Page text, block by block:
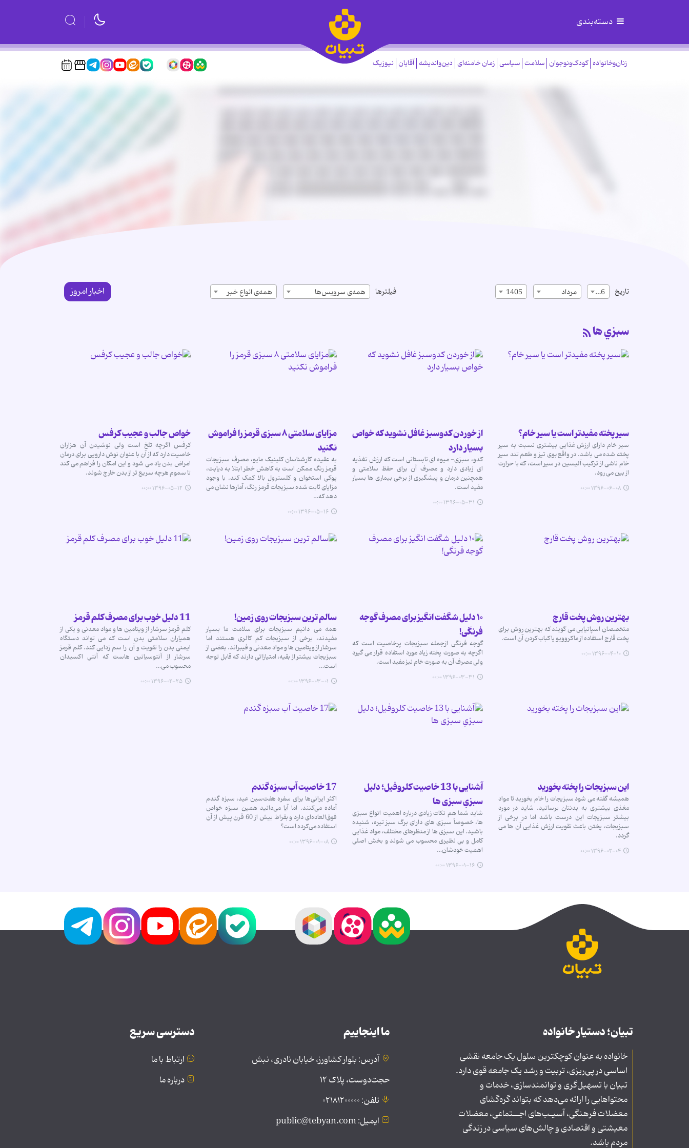
دسته‌بندی
زنان‌وخانواده کودک‌ونوجوان سلامت سیاسی زمان خامنه‌ای دین‌واندیشه آقایان نیوزیک
تاریخ 16 مرداد 1405 فیلترها همه‌ی سرویس‌ها همه‌ی انواع خبر اخبار امروز
سبزي ها
سیر پخته مفیدتر است یا سیر خام؟
سیر خام دارای ارزش غذایی بیشتری نسبت به سیر
پخته شده می باشد. در واقع بوی تیز و طعم تند سیر
خام ناشی از ترکیب آلیسین در سیر است، که با حرارت
از بین می رود.
۱۳۹۶-۰۶-۰۸ ۰۰:۰۰
از خوردن کدوسبز غافل نشوید که خواص
بسیار دارد
کدو، سبزی- میوه ای تابستانی است که ارزش تغذیه
ای زیادی دارد و مصرف آن برای حفظ سلامتی و
همچنین درمان و پیشگیری از برخی بیماری ها بسیار
مفید است.
۱۳۹۶-۰۵-۳۱ ۰۰:۰۰
مزایای سلامتی ۸ سبزی قرمز را فراموش
نکنید
به عقیده کارشناسان کلینیک مایو، مصرف سبزیجات
قرمز رنگ ممکن است به کاهش خطر ابتلا به دیابت،
پوکی استخوان و کلسترول بالا کمک کند. با وجود
مزایای ثابت شده سبزیجات قرمز رنگ، آمارها نشان می
دهد که…
۱۳۹۶-۰۵-۱۶ ۰۰:۰۰
خواص جالب و عجیب کرفس
کرفس اگرچه تلخ است ولی نوشیدن آن هزاران
خاصیت دارد که از آن با عنوان نوش دارویی برای درمان
امراض بدن یاد می شود و این امکان را فراهم می کند
تا سموم هرچه سریع تر از بدن خارج شوند.
۱۳۹۶-۰۵-۱۲ ۰۰:۰۰
بهترین روش پخت قارچ
متخصصان اسپانیایی می گویند که بهترین روش برای
پخت قارچ استفاده از ماکروویو یا کباب کردن آن است.
۱۳۹۶-۰۴-۱۰ ۰۰:۰۰
۱۰ دلیل شگفت انگیز برای مصرف گوجه
فرنگی!
گوجه فرنگی ازجمله سبزیجات پرخاصیت است که
اگرچه به صورت پخته زیاد مورد استفاده قرار می گیرد
ولی مصرف آن به صورت خام نیز مفید است.
۱۳۹۶-۰۳-۳۱ ۰۰:۰۰
سالم ترین سبزیجات روی زمین!
همه می دانیم سبزیجات برای سلامت ما بسیار
مفیدند، برخی از سبزیجات کم کالری هستند اما
سرشار از ویتامین ها و مواد معدنی و فیبراند. بعضی از
سبزیجات بیشتر از بقیه، امتیازاتی دارند که قابل توجه
است…
۱۳۹۶-۰۳-۰۱ ۰۰:۰۰
11 دلیل خوب برای مصرف کلم قرمز
کلم قرمز سرشار از ویتامین ها و مواد معدنی و یکی از
همیاران سلامتی بدن است که می تواند دستگاه
ایمنی بدن را تقویت و آن را سم زدایی کند. کلم قرمز
سرشار از آنتوسیانین هاست که آنتی اکسیدان
محسوب می…
۱۳۹۶-۰۲-۲۵ ۰۰:۰۰
این سبزیجات را پخته بخورید
همیشه گفته می شود سبزیجات را خام بخورید تا مواد
مغذی بیشتری به بدنتان برسانید. شاید در مورد
بیشتر سبزیجات این درست باشد اما در برخی از
سبزیجات، پختن باعث تقویت ارزش غذایی آن ها می
گردد.
۱۳۹۶-۰۲-۰۴ ۰۰:۰۰
آشنایی با 13 خاصیت کلروفیل؛ دلیل
سبزیِ سبزی ها
شاید شما هم نکات زیادی درباره اهمیت انواع سبزی
ها، خصوصاً سبزی های دارای برگ سبز تیره، شنیده
باشید. این سبزی ها از منظرهای مختلف، مواد غذایی
کامل و بی نظیری محسوب می شوند و بخش اصلی
اهمیت خودشان…
۱۳۹۶-۰۱-۱۶ ۰۰:۰۰
17 خاصیت آب سبزه گندم
اکثر ایرانی‌ها برای سفره هفت‌سین عید، سبزه گندم
آماده می‌کنند. اما آیا می‌دانید همین سبزه خواص
فوق‌العاده‌ای دارد و بقراط بیش از 60 قرن پیش از آن
استفاده می‌کرده است؟
۱۳۹۶-۰۱-۰۸ ۰۰:۰۰
تبیان؛ دستیار خانواده
خانواده به عنوان کوچکترین سلول یک جامعه نقشی
اساسی در پی‌ریزی، تربیت و رشد یک جامعه قوی دارد.
تبیان با تسهیل‌گری و توانمندسازی، خدمات و
محتواهایی را ارائه می‌دهد که بتواند گره‌گشای
معضلات فرهنگی، آسیـب‌های اجــتماعی، معضلات
معیشتی و اقتصادی و چالش‌های سیاسی در زندگی
مردم باشد.
ما اینجاییم
آدرس: بلوار کشاورز، خیابان نادری، نبش
حجت‌دوست، پلاک ۱۲
تلفن: ۰۲۱۸۱۲۰۰۰۰۰
ایمیل: public@tebyan.com
دسترسی سریع
ارتباط با ما
درباره ما